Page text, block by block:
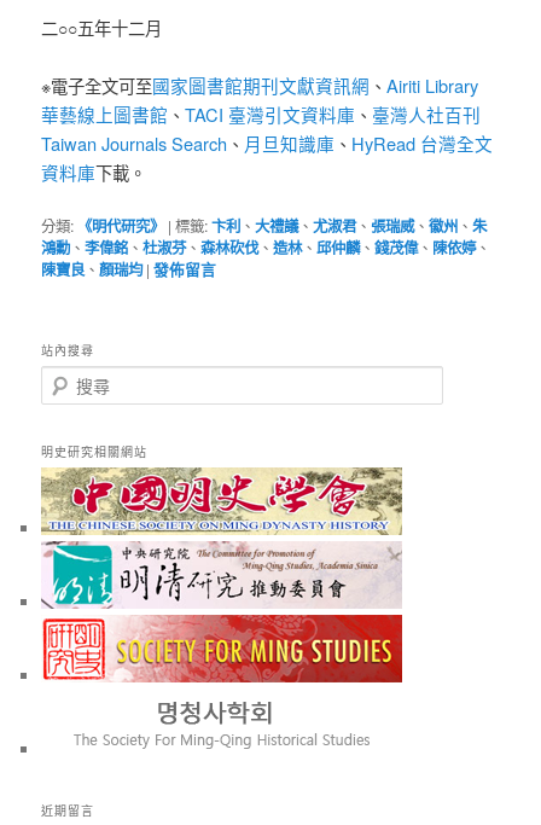
二○○五年十二月
※電子全文可至國家圖書館期刊文獻資訊網 、Airiti Library
華藝線上圖書館 、TACI 臺灣引文資料庫 、 臺灣人社百刊
Taiwan Journals Search 、 月旦知識庫 、 HyRead 台灣全文
資料庫下載。
分類: 《明代研究》 |標籤:卞利 、大禮議、尤淑君、張瑞威、徽州 、朱
鴻勳 、李偉銘 、杜淑芬、森林砍伐、造林、邱仲麟、錢茂偉、 陳依婷、
陳寶良 、顏瑞均 |發佈留言
站內搜尋
搜
尋
明史研究相關網站
近期留言